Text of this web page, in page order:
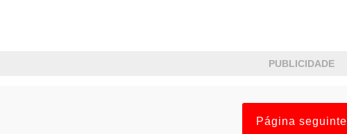
PUBLICIDADE
Página seguinte